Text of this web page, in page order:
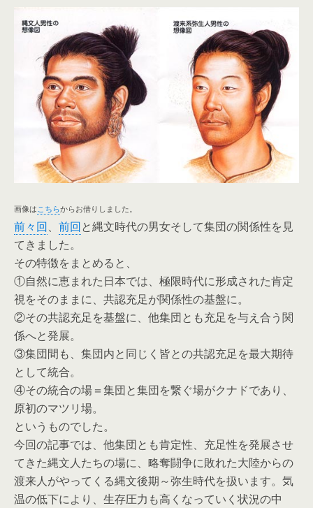
画像はこちらからお借りしました。
前々回、 前回と縄文時代の男女そして集団の関係性を見
てきました。
その特徴をまとめると、
①自然に恵まれた日本では、極限時代に形成された肯定
視をそのままに、共認充足が関係性の基盤に。
②その共認充足を基盤に、他集団とも充足を与え合う関
係へと発展。
③集団間も、集団内と同じく皆との共認充足を最大期待
として統合。
④その統合の場＝集団と集団を繋ぐ場がクナドであり、
原初のマツリ場。
というものでした。
今回の記事では、他集団とも肯定性、充足性を発展させ
てきた縄文人たちの場に、略奪闘争に敗れた大陸からの
渡来人がやってくる縄文後期～弥生時代を扱います。気
温の低下により、生存圧力も高くなっていく状況の中